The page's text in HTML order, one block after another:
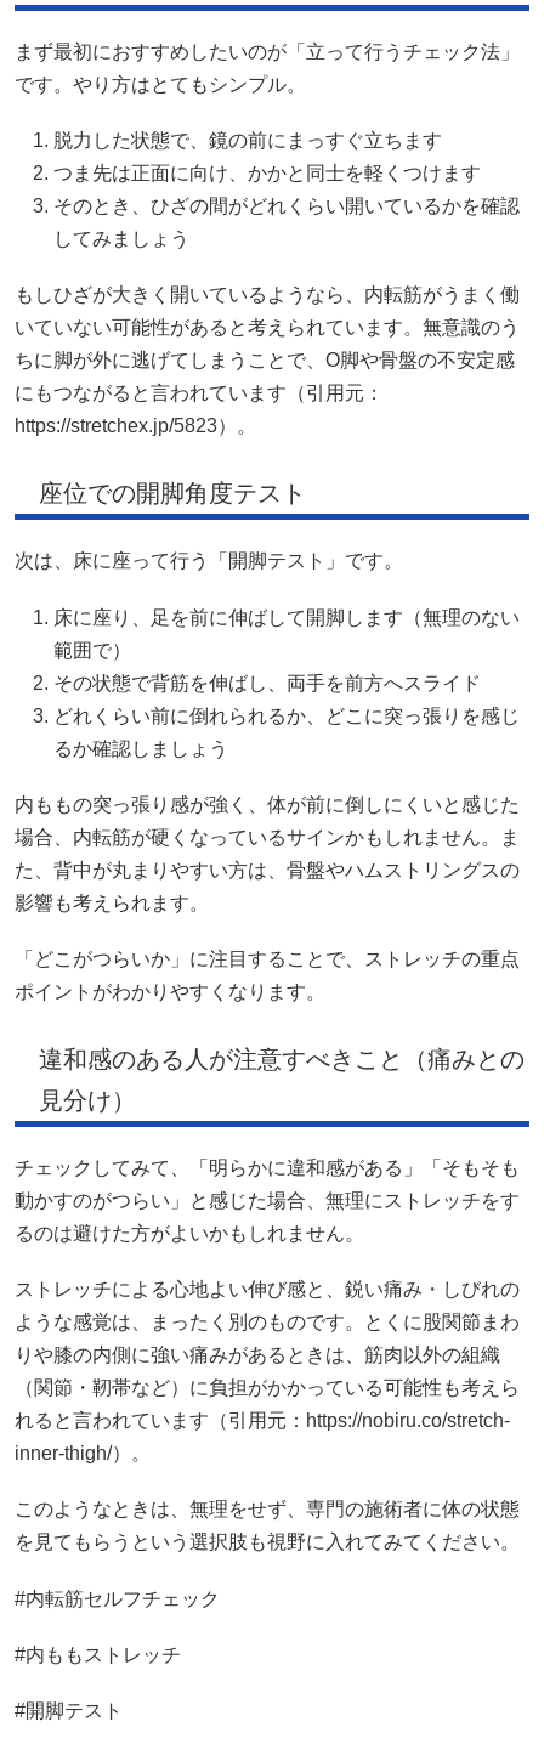
まず最初におすすめしたいのが「立って行うチェック法」
です。やり方はとてもシンプル。
脱力した状態で、鏡の前にまっすぐ立ちます
つま先は正面に向け、かかと同士を軽くつけます
そのとき、ひざの間がどれくらい開いているかを確認
してみましょう
もしひざが大きく開いているようなら、内転筋がうまく働
いていない可能性があると考えられています。無意識のう
ちに脚が外に逃げてしまうことで、O脚や骨盤の不安定感
にもつながると言われています（引用元：
https://stretchex.jp/5823）。
座位での開脚角度テスト
次は、床に座って行う「開脚テスト」です。
床に座り、足を前に伸ばして開脚します（無理のない
範囲で）
その状態で背筋を伸ばし、両手を前方へスライド
どれくらい前に倒れられるか、どこに突っ張りを感じ
るか確認しましょう
内ももの突っ張り感が強く、体が前に倒しにくいと感じた
場合、内転筋が硬くなっているサインかもしれません。ま
た、背中が丸まりやすい方は、骨盤やハムストリングスの
影響も考えられます。
「どこがつらいか」に注目することで、ストレッチの重点
ポイントがわかりやすくなります。
違和感のある人が注意すべきこと（痛みとの
見分け）
チェックしてみて、「明らかに違和感がある」「そもそも
動かすのがつらい」と感じた場合、無理にストレッチをす
るのは避けた方がよいかもしれません。
ストレッチによる心地よい伸び感と、鋭い痛み・しびれの
ような感覚は、まったく別のものです。とくに股関節まわ
りや膝の内側に強い痛みがあるときは、筋肉以外の組織
（関節・靭帯など）に負担がかかっている可能性も考えら
れると言われています（引用元：https://nobiru.co/stretch-
inner-thigh/）。
このようなときは、無理をせず、専門の施術者に体の状態
を見てもらうという選択肢も視野に入れてみてください。
#内転筋セルフチェック
#内ももストレッチ
#開脚テスト